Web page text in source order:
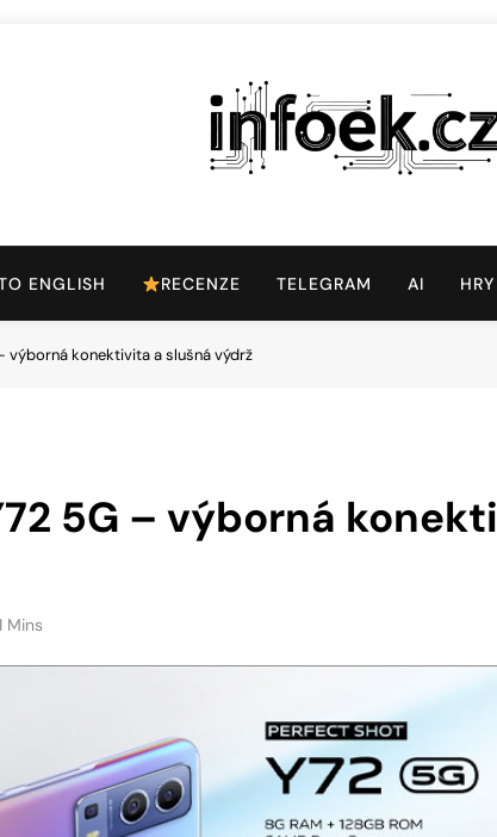
Infoek.cz
ENGLISH RECENZE TELEGRAM AI
výborná konektivita a slušná výdrž
5G – výborná
Mins